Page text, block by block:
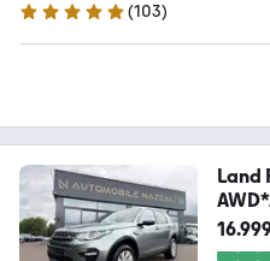
4.8 Sterne
(103)
Land
RIDA